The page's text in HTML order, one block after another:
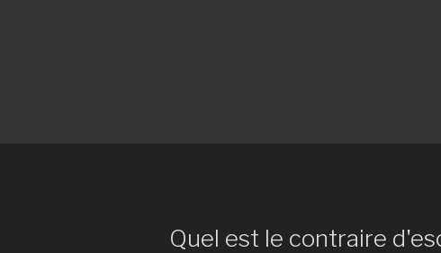
Quel est le contraire